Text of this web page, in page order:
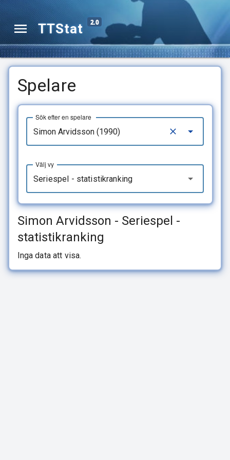
TTStat 2.0
Spelare
Sök efter en spelare
Seriespel - statistikranking
Välj vy
Simon Arvidsson - Seriespel -
statistikranking
Inga data att visa.